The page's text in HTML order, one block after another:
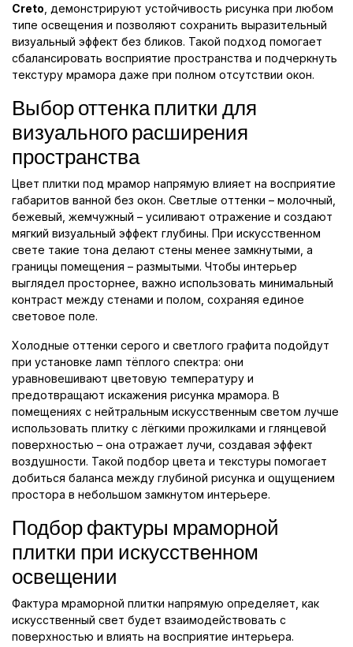
Creto , демонстрируют устойчивость рисунка при любом
типе освещения и позволяют сохранить выразительный
визуальный эффект без бликов. Такой подход помогает
сбалансировать восприятие пространства и подчеркнуть
текстуру мрамора даже при полном отсутствии окон.
Выбор оттенка плитки для
визуального расширения
пространства
Цвет плитки под мрамор напрямую влияет на восприятие
габаритов ванной без окон. Светлые оттенки – молочный,
бежевый, жемчужный – усиливают отражение и создают
мягкий визуальный эффект глубины. При искусственном
свете такие тона делают стены менее замкнутыми, а
границы помещения – размытыми. Чтобы интерьер
выглядел просторнее, важно использовать минимальный
контраст между стенами и полом, сохраняя единое
световое поле.
Холодные оттенки серого и светлого графита подойдут
при установке ламп тёплого спектра: они
уравновешивают цветовую температуру и
предотвращают искажения рисунка мрамора. В
помещениях с нейтральным искусственным светом лучше
использовать плитку с лёгкими прожилками и глянцевой
поверхностью – она отражает лучи, создавая эффект
воздушности. Такой подбор цвета и текстуры помогает
добиться баланса между глубиной рисунка и ощущением
простора в небольшом замкнутом интерьере.
Подбор фактуры мраморной
плитки при искусственном
освещении
Фактура мраморной плитки напрямую определяет, как
искусственный свет будет взаимодействовать с
поверхностью и влиять на восприятие интерьера.